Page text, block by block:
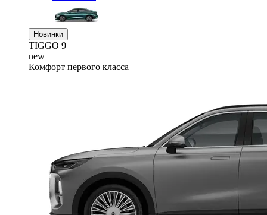
Новинки
TIGGO 9
new
Комфорт первого класса